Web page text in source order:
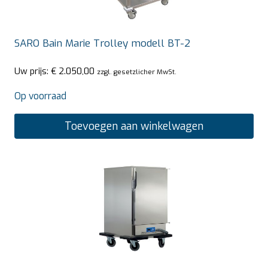
SARO Bain Marie Trolley modell BT-2
Uw prijs: € 2.050,00 zzgl. gesetzlicher MwSt.
Op voorraad
Toevoegen aan winkelwagen